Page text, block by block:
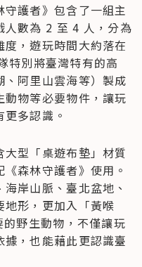
護者》包含了一組主
人數為 2 至 4 人，分為
度，遊玩時間大約落在
特別將臺灣特有的高
阿里山雲海等）製成
物等必要物件，讓玩
多認識。
型「桌遊布墊」材質
森林守護者》使用。
岸山脈、臺北盆地、
形，更加入「黃喉
野生動物，不僅讓玩
，也能藉此更認識臺